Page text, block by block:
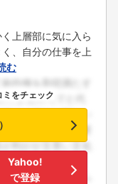
上層部に気に入ら
、自分の仕事を上
む
をチェック
Yahoo!
で登録